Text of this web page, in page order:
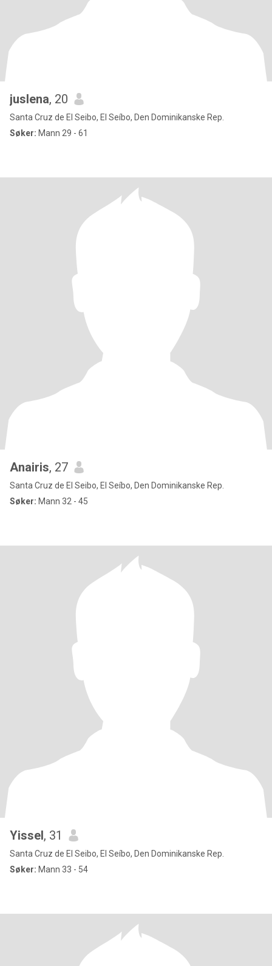
juslena, 20
Santa Cruz de El Seibo, El Seíbo, Den Dominikanske Rep.
Søker: Mann 29 - 61
Anairis, 27
Santa Cruz de El Seibo, El Seíbo, Den Dominikanske Rep.
Søker: Mann 32 - 45
Yissel, 31
Santa Cruz de El Seibo, El Seíbo, Den Dominikanske Rep.
Søker: Mann 33 - 54